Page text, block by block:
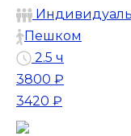
Пешком
2.5 ч
3800 ₽
3420 ₽